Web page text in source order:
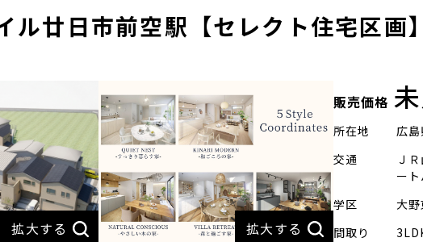
ル廿日市前空駅【セレクト住宅区画
販売価格
所在地
広
交通
Ｊ
ー
学区
大
間取り